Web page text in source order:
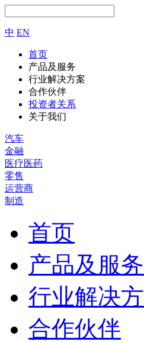
中 EN
首页
产品及服务
行业解决方案
合作伙伴
投资者关系
关于我们
汽车
金融
医疗医药
零售
运营商
制造
首页
产品及服务
行业解决
合作伙伴